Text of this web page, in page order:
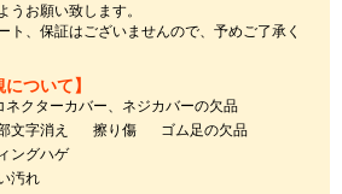
うお願い致します。
ト、保証はございませんので、予めご了承く
ついて】
ネクターカバー、ネジカバーの欠品
文字消え
擦り傷
ゴム足の欠品
ングハゲ
汚れ